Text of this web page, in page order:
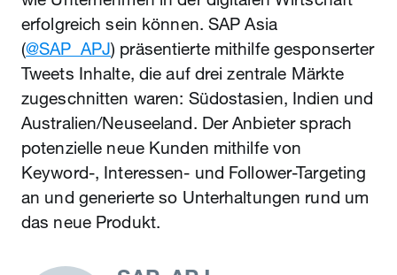
erfolgreich sein können. SAP Asia
(@SAP_APJ) präsentierte mithilfe gesponserter
Tweets Inhalte, die auf drei zentrale Märkte
zugeschnitten waren: Südostasien, Indien und
Australien/Neuseeland. Der Anbieter sprach
potenzielle neue Kunden mithilfe von
Keyword-, Interessen- und Follower-Targeting
an und generierte so Unterhaltungen rund um
das neue Produkt.